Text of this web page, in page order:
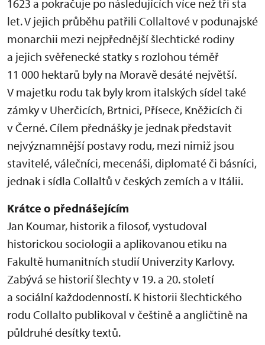
1623 a pokračuje po následujících více než tři sta
let. V jejich průběhu patřili Collaltové v podunajské
monarchii mezi nejpřednější šlechtické rodiny
a jejich svěřenecké statky s rozlohou téměř
11 000 hektarů byly na Moravě desáté největší.
V majetku rodu tak byly krom italských sídel také
zámky v Uherčicích, Brtnici, Přísece, Kněžicích či
v Černé. Cílem přednášky je jednak představit
nejvýznamnější postavy rodu, mezi nimiž jsou
stavitelé, válečníci, mecenáši, diplomaté či básníci,
jednak i sídla Collaltů v českých zemích a v Itálii.
Krátce o přednášejícím
Jan Koumar, historik a filosof, vystudoval
historickou sociologii a aplikovanou etiku na
Fakultě humanitních studií Univerzity Karlovy.
Zabývá se historií šlechty v 19. a 20. století
a sociální každodenností. K historii šlechtického
rodu Collalto publikoval v češtině a angličtině na
půldruhé desítky textů.